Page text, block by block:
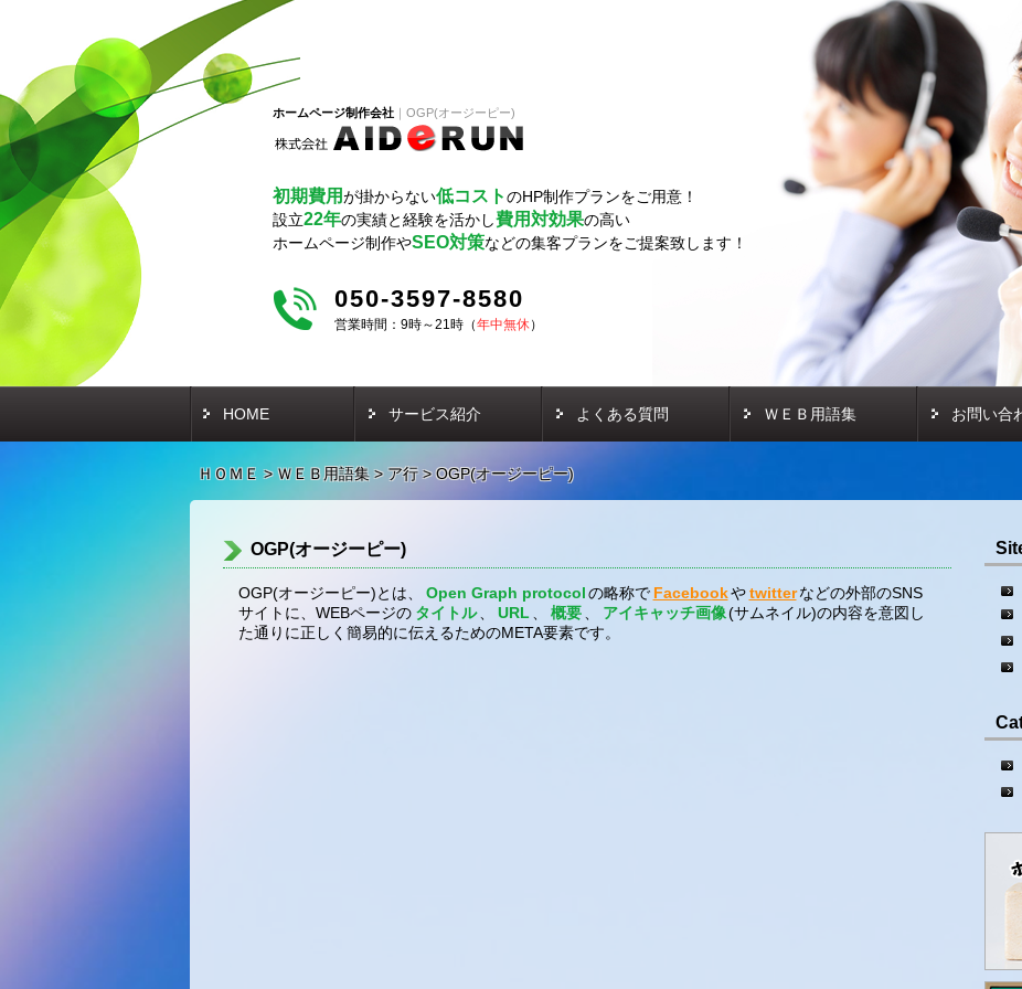
ホームページ制作会社 OGP(オージーピー)
初期費用が掛からない低コストのHP制作プランをご用意！
設立22年の実績と経験を活かし費用対効果の高い
ホームページ制作やSEO対策などの集客プランをご提案致します！
050-3597-8580
営業時間：9時～21時（年中無休）
HOME サービス紹介 よくある質問 ＷＥＢ用語集 お問い合
ＨＯＭＥ >ＷＥＢ用語集> ア行 >OGP(オージーピー)
OGP(オージーピー)
OGP(オージーピー)とは、 Open Graph protocolの略称で Facebookやtwitter などの外部のSNS
サイトに、WEBページの タイトル URL 概要 アイキャッチ画像(サムネイル)の内容を意図し
た通りに正しく簡易的に伝えるためのMETA要素です。